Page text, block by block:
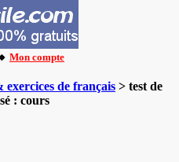
Mon compte
exercices de français > test de
: cours